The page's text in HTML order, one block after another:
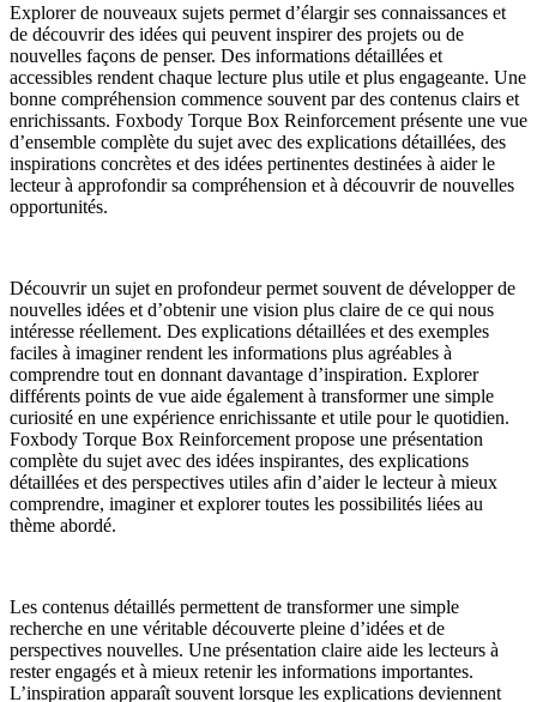
Explorer de nouveaux sujets permet d’élargir ses connaissances et
de découvrir des idées qui peuvent inspirer des projets ou de
nouvelles façons de penser. Des informations détaillées et
accessibles rendent chaque lecture plus utile et plus engageante. Une
bonne compréhension commence souvent par des contenus clairs et
enrichissants. Foxbody Torque Box Reinforcement présente une vue
d’ensemble complète du sujet avec des explications détaillées, des
inspirations concrètes et des idées pertinentes destinées à aider le
lecteur à approfondir sa compréhension et à découvrir de nouvelles
opportunités.
Découvrir un sujet en profondeur permet souvent de développer de
nouvelles idées et d’obtenir une vision plus claire de ce qui nous
intéresse réellement. Des explications détaillées et des exemples
faciles à imaginer rendent les informations plus agréables à
comprendre tout en donnant davantage d’inspiration. Explorer
différents points de vue aide également à transformer une simple
curiosité en une expérience enrichissante et utile pour le quotidien.
Foxbody Torque Box Reinforcement propose une présentation
complète du sujet avec des idées inspirantes, des explications
détaillées et des perspectives utiles afin d’aider le lecteur à mieux
comprendre, imaginer et explorer toutes les possibilités liées au
thème abordé.
Les contenus détaillés permettent de transformer une simple
recherche en une véritable découverte pleine d’idées et de
perspectives nouvelles. Une présentation claire aide les lecteurs à
rester engagés et à mieux retenir les informations importantes.
L’inspiration apparaît souvent lorsque les explications deviennent